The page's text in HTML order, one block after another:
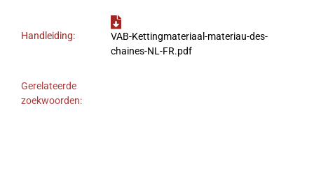
Handleiding:
VAB-Kettingmateriaal-materiau-des-
chaines-NL-FR.pdf
Gerelateerde
zoekwoorden: